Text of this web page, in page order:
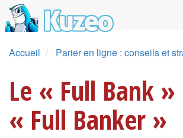
Accueil Parier en ligne : conseils et
Le « Full Bank
« Full Banker »